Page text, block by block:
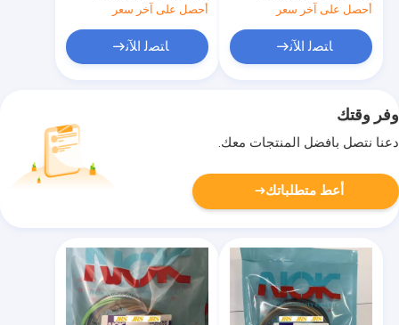
أحصل على آخر سعر
ﺎﺘﺼﻟ ﺍﻶﻧ
أحصل على آخر سعر
ﺎﺘﺼﻟ ﺍﻶﻧ
وفر وقتك
دعنا نتصل بأفضل المنتجات معك.
أعط متطلباتك